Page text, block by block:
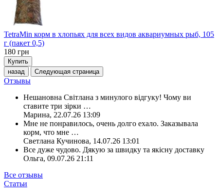
TetraMin корм в хлопьях для всех видов аквариумных рыб, 105
г (пакет 0,5)
180 грн
Купить
назад
Следующая страница
Отзывы
Нешановна Світлана з минулого відгуку! Чому ви
ставите три зірки …
Марина, 22.07.26 13:09
Мне не понравилось, очень долго ехало. Заказывала
корм, что мне …
Светлана Кучинова, 14.07.26 13:01
Все дуже чудово. Дякую за швидку та якісну доставку
Ольга, 09.07.26 21:11
Все отзывы
Статьи